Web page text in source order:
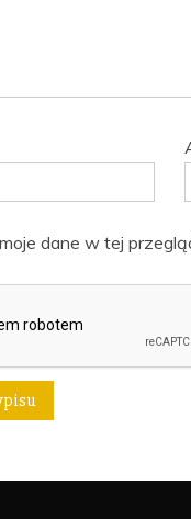
dane w tej